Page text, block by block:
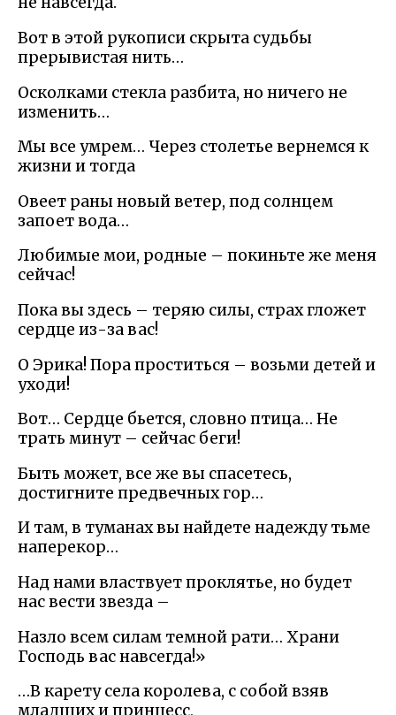
Вот в этой рукописи скрыта судьбы
прерывистая нить…
Осколками стекла разбита, но ничего не
изменить…
Мы все умрем… Через столетье вернемся к
жизни и тогда
Овеет раны новый ветер, под солнцем
запоет вода…
Любимые мои, родные – покиньте же меня
сейчас!
Пока вы здесь – теряю силы, страх гложет
сердце из-за вас!
О Эрика! Пора проститься – возьми детей и
уходи!
Вот… Сердце бьется, словно птица… Не
трать минут – сейчас беги!
Быть может, все же вы спасетесь,
достигните предвечных гор…
И там, в туманах вы найдете надежду тьме
наперекор…
Над нами властвует проклятье, но будет
нас вести звезда –
Назло всем силам темной рати… Храни
Господь вас навсегда!»
…В карету села королева, с собой взяв
младших и принцесс,